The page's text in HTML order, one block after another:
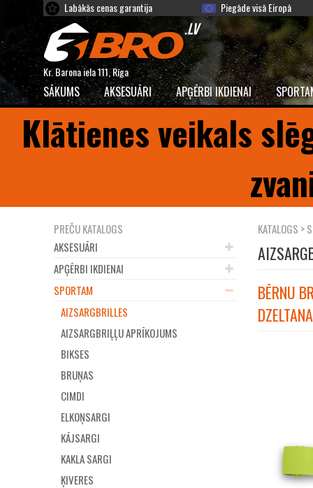
Labākās cenas garantija Piegāde visā Eiropā
Kr. Barona iela 111, Rīga
SĀKUMS AKSESUĀRI APĢĒRBI IKDIENAI
Klātienes veikals
PREČU KATALOGS
AKSESUĀRI
APĢĒRBI IKDIENAI
SPORTAM
AIZSARGBRILLES
AIZSARGBRIĻĻU APRĪKOJUMS
BIKSES
BRUŅAS
CIMDI
ELKOŅSARGI
KĀJSARGI
KAKLA SARGI
ĶIVERES
KATALOGS >
BĒRNU